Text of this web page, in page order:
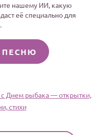
нашему ИИ, какую
её специально для
ПЕСНЮ
с Днем рыбака — открытки,
стихи